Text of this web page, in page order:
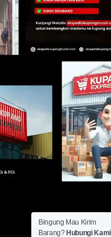
Bingung Mau Kirim
Barang? Hubungi Kami